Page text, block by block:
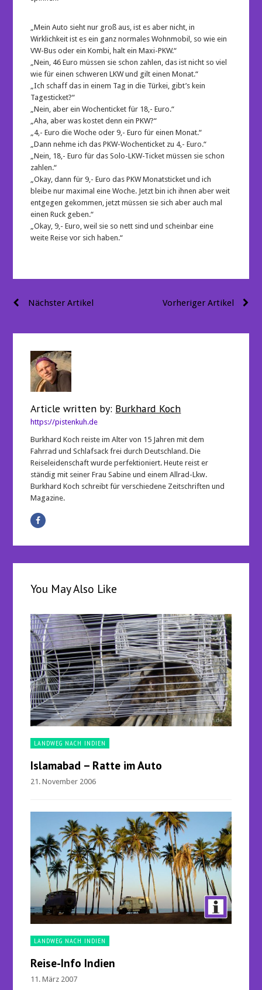
„Mein Auto sieht nur groß aus, ist es aber nicht, in
Wirklichkeit ist es ein ganz normales Wohnmobil, so wie ein
VW-Bus oder ein Kombi, halt ein Maxi-PKW.“
„Nein, 46 Euro müssen sie schon zahlen, das ist nicht so viel
wie für einen schweren LKW und gilt einen Monat.“
„Ich schaff das in einem Tag in die Türkei, gibt’s kein
Tagesticket?“
„Nein, aber ein Wochenticket für 18,- Euro.“
„Aha, aber was kostet denn ein PKW?“
„4,- Euro die Woche oder 9,- Euro für einen Monat.“
„Dann nehme ich das PKW-Wochenticket zu 4,- Euro.“
„Nein, 18,- Euro für das Solo-LKW-Ticket müssen sie schon
zahlen.“
„Okay, dann für 9,- Euro das PKW Monatsticket und ich
bleibe nur maximal eine Woche. Jetzt bin ich ihnen aber weit
entgegen gekommen, jetzt müssen sie sich aber auch mal
einen Ruck geben.“
„Okay, 9,- Euro, weil sie so nett sind und scheinbar eine
weite Reise vor sich haben.“
Beitragsnavigation Vorheriger Artikel
Nächster Artikel
Article written by: Burkhard Koch
https://pistenkuh.de
Burkhard Koch reiste im Alter von 15 Jahren mit dem
Fahrrad und Schlafsack frei durch Deutschland. Die
Reiseleidenschaft wurde perfektioniert. Heute reist er
ständig mit seiner Frau Sabine und einem Allrad-Lkw.
Burkhard Koch schreibt für verschiedene Zeitschriften und
Magazine.
You May Also Like
LANDWEG NACH INDIEN
Islamabad – Ratte im Auto
21. November 2006
LANDWEG NACH INDIEN
Reise-Info Indien
11. März 2007